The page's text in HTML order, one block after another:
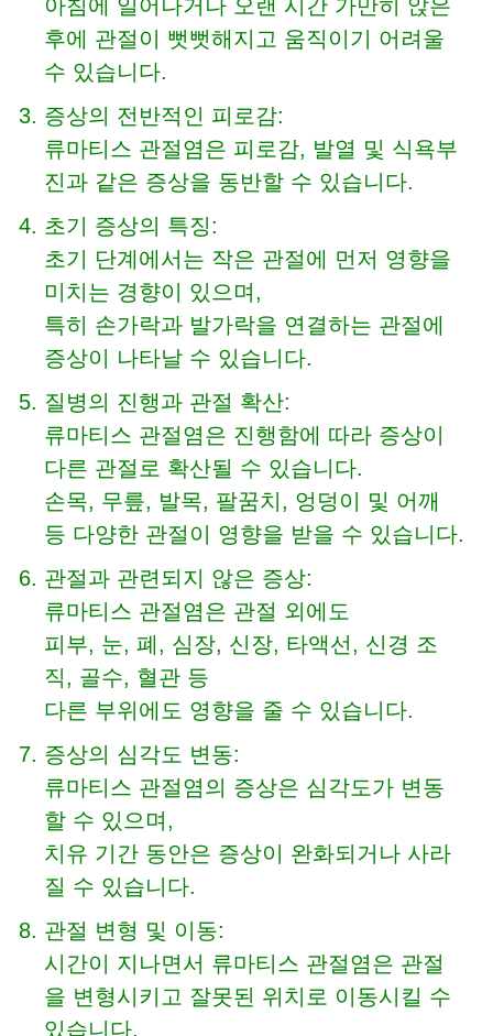
아침에 일어나거나 오랜 시간 가만히 앉은
후에 관절이 뻣뻣해지고 움직이기 어려울
수 있습니다.
증상의 전반적인 피로감:
류마티스 관절염은 피로감, 발열 및 식욕부
진과 같은 증상을 동반할 수 있습니다.
초기 증상의 특징:
초기 단계에서는 작은 관절에 먼저 영향을
미치는 경향이 있으며,
특히 손가락과 발가락을 연결하는 관절에
증상이 나타날 수 있습니다.
질병의 진행과 관절 확산:
류마티스 관절염은 진행함에 따라 증상이
다른 관절로 확산될 수 있습니다.
손목, 무릎, 발목, 팔꿈치, 엉덩이 및 어깨
등 다양한 관절이 영향을 받을 수 있습니다.
관절과 관련되지 않은 증상:
류마티스 관절염은 관절 외에도
피부, 눈, 폐, 심장, 신장, 타액선, 신경 조
직, 골수, 혈관 등
다른 부위에도 영향을 줄 수 있습니다.
증상의 심각도 변동:
류마티스 관절염의 증상은 심각도가 변동
할 수 있으며,
치유 기간 동안은 증상이 완화되거나 사라
질 수 있습니다.
관절 변형 및 이동:
시간이 지나면서 류마티스 관절염은 관절
을 변형시키고 잘못된 위치로 이동시킬 수
있습니다.